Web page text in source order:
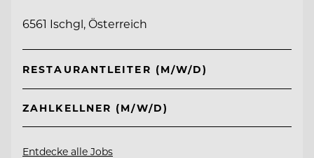
6561 Ischgl, Österreich
RESTAURANTLEITER (M/W/D)
ZAHLKELLNER (M/W/D)
Entdecke alle Jobs